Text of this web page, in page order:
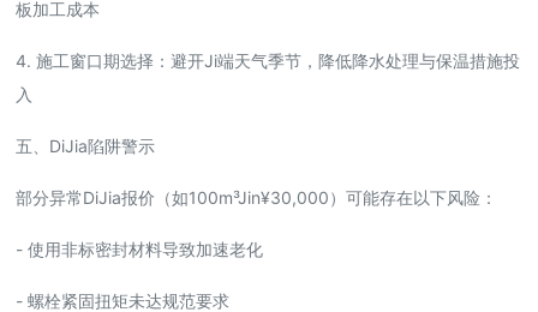
板加工成本
4. 施工窗口期选择：避开Ji端天气季节，降低降水处理与保温措施投
入
五、DiJia陷阱警示
部分异常DiJia报价（如100m³Jin¥30,000）可能存在以下风险：
- 使用非标密封材料导致加速老化
- 螺栓紧固扭矩未达规范要求